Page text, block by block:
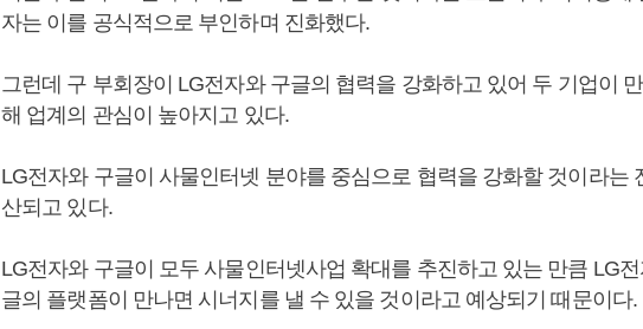
자는 이를 공식적으로 부인하며 진화했다.
그런데 구 부회장이 LG전자와 구글의 협력을 강화하고 있어 두 기업이
해 업계의 관심이 높아지고 있다.
LG전자와 구글이 사물인터넷 분야를 중심으로 협력을 강화할 것이라는
산되고 있다.
LG전자와 구글이 모두 사물인터넷사업 확대를 추진하고 있는 만큼 LG
글의 플랫폼이 만나면 시너지를 낼 수 있을 것이라고 예상되기 때문이다.